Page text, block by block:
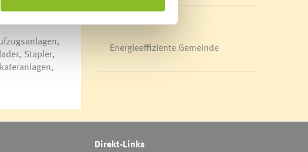
Stapler,
Energieeffiziente Gemeinde
Direkt-Links